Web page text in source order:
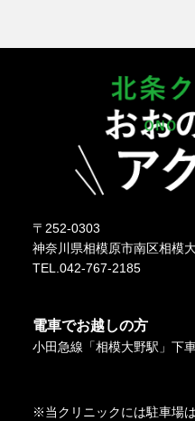
〒252-0303
神奈川県相模原市南区相
TEL.042-767-2185
電車でお越しの方
小田急線「相模大野駅」下
※当クリニックには駐車場